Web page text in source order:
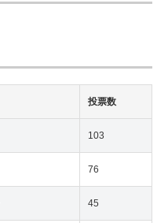
投票数
103
76
45